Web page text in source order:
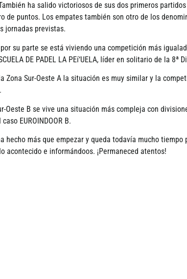
ha salido victoriosos de sus dos primeros
de puntos. Los empates también son otro de los
jornadas previstas.
por su parte se está viviendo una competición más
DE PADEL LA PEí‘UELA, lí­der en solitario de la
Zona Sur-Oeste A la situación es muy similar y la
Oeste B se vive una situación más compleja con
EUROINDOOR B.
hecho más que empezar y queda todaví­a mucho
acontecido e informándoos. ¡Permaneced atentos!